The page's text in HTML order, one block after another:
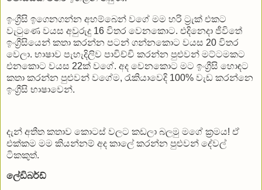
ඉංග්‍රීසි ඉගෙනගන්න අහම්බෙන් වගේ මම හරි ට්‍රැක් එකට
වැටුණෙ වයස අවුරුදු 16 විතර වෙනකොට. එදිනෙදා ජීවිතේ
ඉංග්‍රීසියෙන් කතා කරන්න පටන් ගන්නකොට වයස 20 විතර
වෙලා. භාෂාව පැහැදිලිව පාවිච්චි කරන්න පුළුවන් මට්ටමකට
එනකොට වයස 22ක් වගේ. අද වෙනකොට මට ඉංග්‍රීසි හොඳට
කතා කරන්න පුළුවන් වගේම, රැකියාවෙදි 100% වැඩ කරන්නෙ
ඉංග්‍රීසි භාෂාවෙන්.
දැන් අතීත කතාව කොටස් වලට කඩලා බලමු මගේ ක්‍රමය! ඒ
එක්කම මම කියන්නම් අද කාලේ කරන්න පුළුවන් දේවල්
ටිකකුත්.
ලේඩිබර්ඩ්